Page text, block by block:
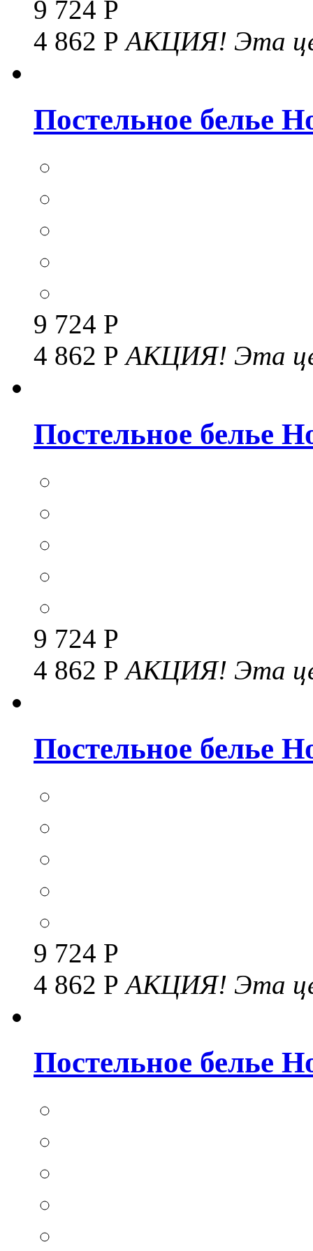
9 724 Р
4 862 РАКЦИЯ! Эта
Постельное белье
9 724 Р
4 862 РАКЦИЯ! Эта
Постельное белье
9 724 Р
4 862 РАКЦИЯ! Эта
Постельное белье
9 724 Р
4 862 Р АКЦИЯ! Эта
Постельное белье